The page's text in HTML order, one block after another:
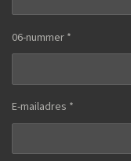
06-nummer *
E-mailadres *